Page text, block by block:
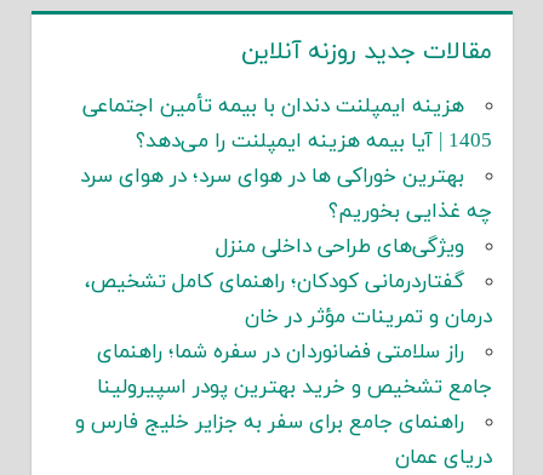
مقالات جدید روزنه آنلاین
هزینه ایمپلنت دندان با بیمه تأمین اجتماعی
1405 | آیا بیمه هزینه ایمپلنت را می‌دهد؟
بهترین خوراکی ها در هوای سرد؛ در هوای سرد
چه غذایی بخوریم؟
ویژگی‌های طراحی داخلی منزل
گفتاردرمانی کودکان؛ راهنمای کامل تشخیص،
درمان و تمرینات مؤثر در خان
راز سلامتی فضانوردان در سفره شما؛ راهنمای
جامع تشخیص و خرید بهترین پودر اسپیرولینا
راهنمای جامع برای سفر به جزایر خلیج فارس و
دریای عمان